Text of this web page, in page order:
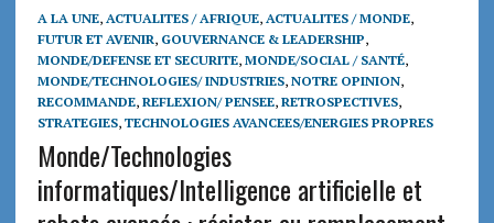
A LA UNE, ACTUALITES / AFRIQUE, ACTUALITES / MONDE,
FUTUR ET AVENIR, GOUVERNANCE & LEADERSHIP,
MONDE/DEFENSE ET SECURITE, MONDE/SOCIAL / SANTÉ,
MONDE/TECHNOLOGIES/ INDUSTRIES, NOTRE OPINION,
RECOMMANDE, REFLEXION/ PENSEE, RETROSPECTIVES,
STRATEGIES, TECHNOLOGIES AVANCEES/ENERGIES PROPRES
Monde/Technologies
informatiques/Intelligence artificielle et